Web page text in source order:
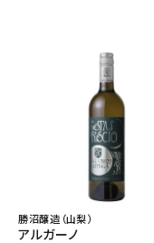
勝沼醸造（山梨）
アルガーノ